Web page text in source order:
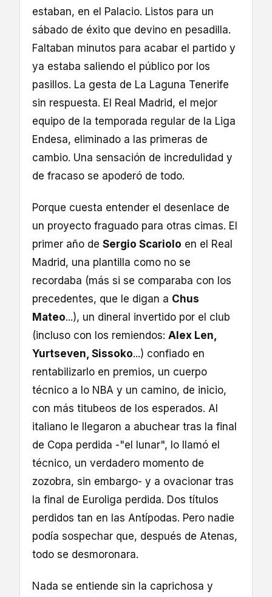
estaban, en el Palacio. Listos para un
sábado de éxito que devino en pesadilla.
Faltaban minutos para acabar el partido y
ya estaba saliendo el público por los
pasillos. La gesta de La Laguna Tenerife
sin respuesta. El Real Madrid, el mejor
equipo de la temporada regular de la Liga
Endesa, eliminado a las primeras de
cambio. Una sensación de incredulidad y
de fracaso se apoderó de todo.
Porque cuesta entender el desenlace de
un proyecto fraguado para otras cimas. El
primer año de Sergio Scariolo en el Real
Madrid, una plantilla como no se
recordaba (más si se comparaba con los
precedentes, que le digan a Chus
Mateo...), un dineral invertido por el club
(incluso con los remiendos: Alex Len,
Yurtseven, Sissoko...) confiado en
rentabilizarlo en premios, un cuerpo
técnico a lo NBA y un camino, de inicio,
con más titubeos de los esperados. Al
italiano le llegaron a abuchear tras la final
de Copa perdida -"el lunar", lo llamó el
técnico, un verdadero momento de
zozobra, sin embargo- y a ovacionar tras
la final de Euroliga perdida. Dos títulos
perdidos tan en las Antípodas. Pero nadie
podía sospechar que, después de Atenas,
todo se desmoronara.
Nada se entiende sin la caprichosa y